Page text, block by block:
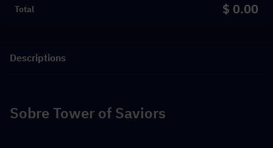
Total $ 0.00
Descriptions
Sobre Tower of Saviors